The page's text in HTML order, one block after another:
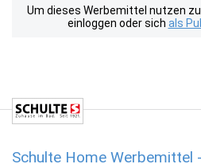
Um dieses Werbemittel nutzen
einloggen oder sich als
Schulte Home Werbemittel